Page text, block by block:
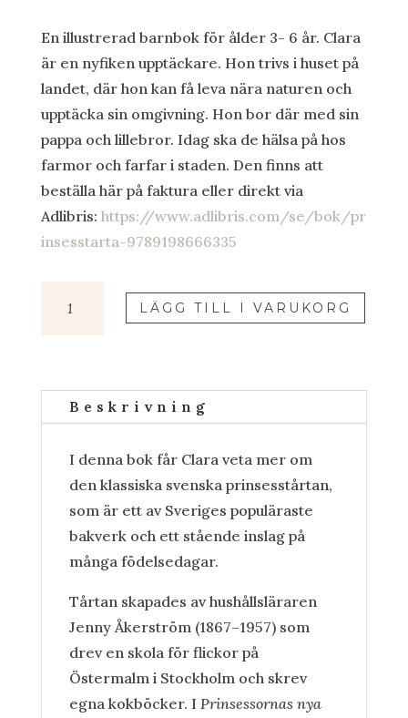
En illustrerad barnbok för ålder 3- 6 år. Clara
är en nyfiken upptäckare. Hon trivs i huset på
landet, där hon kan få leva nära naturen och
upptäcka sin omgivning. Hon bor där med sin
pappa och lillebror. Idag ska de hälsa på hos
farmor och farfar i staden. Den finns att
beställa här på faktura eller direkt via
Adlibris: https://www.adlibris.com/se/bok/pr
insesstarta-9789198666335
Prinsesstårta
mängd
LÄGG TILL I VARUKORG
Beskrivning
I denna bok får Clara veta mer om
den klassiska svenska prinsesstårtan,
som är ett av Sveriges populäraste
bakverk och ett stående inslag på
många födelsedagar.
Tårtan skapades av hushållsläraren
Jenny Åkerström (1867–1957) som
drev en skola för flickor på
Östermalm i Stockholm och skrev
egna kokböcker. I Prinsessornas nya